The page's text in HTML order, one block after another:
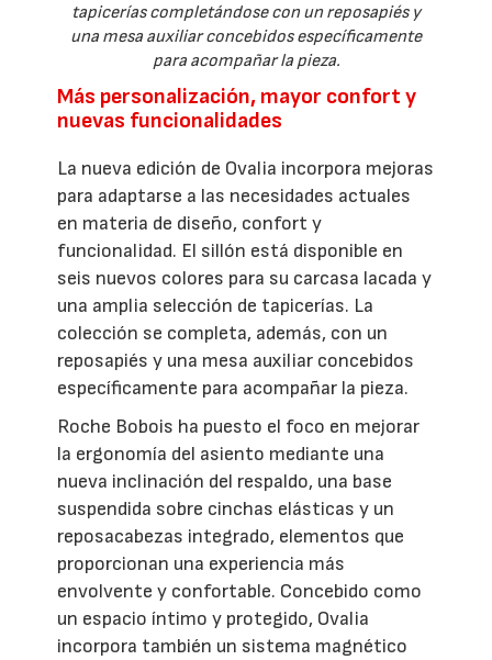
tapicerías completándose con un reposapiés y
una mesa auxiliar concebidos específicamente
para acompañar la pieza.
Más personalización, mayor confort y
nuevas funcionalidades
La nueva edición de Ovalia incorpora mejoras
para adaptarse a las necesidades actuales
en materia de diseño, confort y
funcionalidad. El sillón está disponible en
seis nuevos colores para su carcasa lacada y
una amplia selección de tapicerías. La
colección se completa, además, con un
reposapiés y una mesa auxiliar concebidos
específicamente para acompañar la pieza.
Roche Bobois ha puesto el foco en mejorar
la ergonomía del asiento mediante una
nueva inclinación del respaldo, una base
suspendida sobre cinchas elásticas y un
reposacabezas integrado, elementos que
proporcionan una experiencia más
envolvente y confortable. Concebido como
un espacio íntimo y protegido, Ovalia
incorpora también un sistema magnético